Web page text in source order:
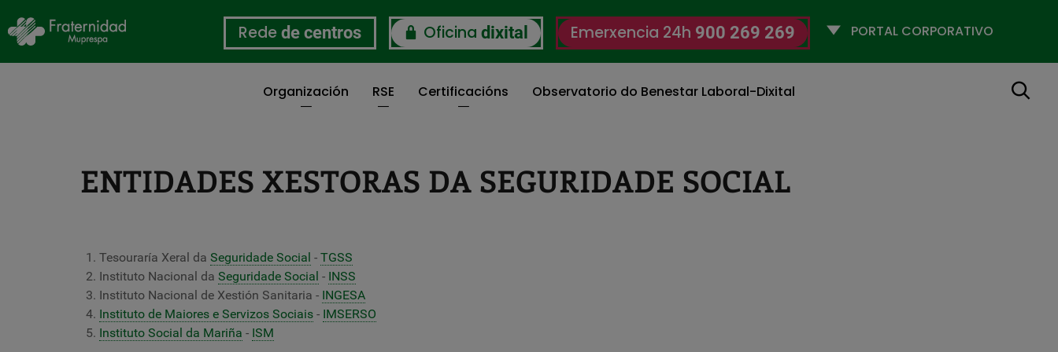
Rede de centros Oficina dixital Emerxencia 24h 900 269 269
Selecciona
Organización RSE Certificacións Observatorio do Benestar Laboral-Dixital Buscar
ENTIDADES XESTORAS DA SEGURIDADE SOCIAL
Tesouraría Xeral da Seguridade Social - TGSS
Instituto Nacional da Seguridade Social - INSS
Instituto Nacional de Xestión Sanitaria - INGESA
Instituto de Maiores e Servizos Sociais - IMSERSO
Instituto Social da Mariña - ISM